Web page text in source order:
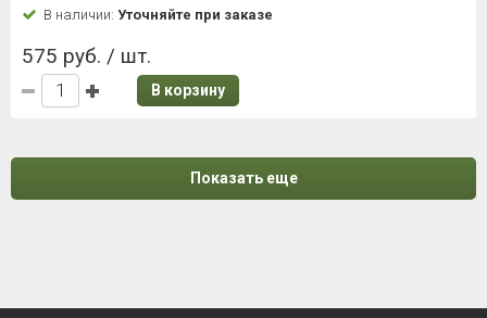
В наличии: Уточняйте при заказе
575 руб. / шт.
В корзину
Показать еще